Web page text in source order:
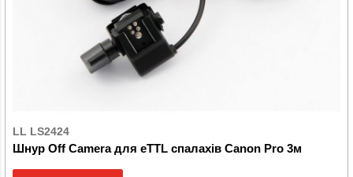
LL LS2424
Шнур Off Camera для eTTL спалахів Canon Pro 3м